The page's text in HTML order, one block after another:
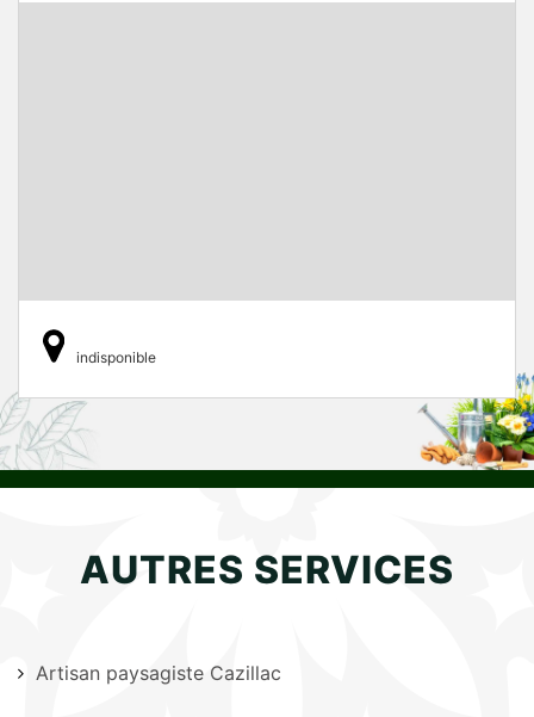
indisponible
AUTRES SERVICES
Artisan paysagiste Cazillac